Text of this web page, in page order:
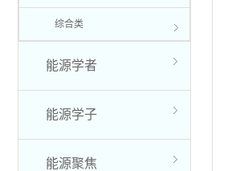
综合类
能源学者
能源学子
能源聚焦